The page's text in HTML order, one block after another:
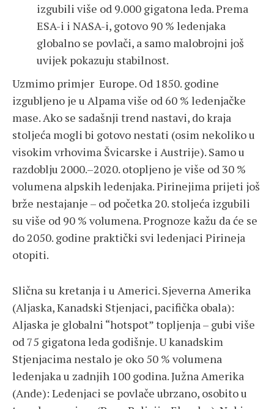
izgubili više od 9.000 gigatona leda. Prema
ESA-i i NASA-i, gotovo 90 % ledenjaka
globalno se povlači, a samo malobrojni još
uvijek pokazuju stabilnost.
Uzmimo primjer Europe. Od 1850. godine
izgubljeno je u Alpama više od 60 % ledenjačke
mase. Ako se sadašnji trend nastavi, do kraja
stoljeća mogli bi gotovo nestati (osim nekoliko u
visokim vrhovima Švicarske i Austrije). Samo u
razdoblju 2000.–2020. otopljeno je više od 30 %
volumena alpskih ledenjaka. Pirinejima prijeti još
brže nestajanje – od početka 20. stoljeća izgubili
su više od 90 % volumena. Prognoze kažu da će se
do 2050. godine praktički svi ledenjaci Pirineja
otopiti.
Slična su kretanja i u Americi. Sjeverna Amerika
(Aljaska, Kanadski Stjenjaci, pacifička obala):
Aljaska je globalni “hotspot” topljenja – gubi više
od 75 gigatona leda godišnje. U kanadskim
Stjenjacima nestalo je oko 50 % volumena
ledenjaka u zadnjih 100 godina. Južna Amerika
(Ande): Ledenjaci se povlače ubrzano, osobito u